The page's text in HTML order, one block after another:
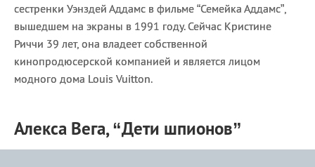
сестренки Уэнздей Аддамс в фильме “Семейка Аддамс”,
вышедшем на экраны в 1991 году. Сейчас Кристине
Риччи 39 лет, она владеет собственной
кинопродюсерской компанией и является лицом
модного дома Louis Vuitton.
Алекса Вега, “Дети шпионов”